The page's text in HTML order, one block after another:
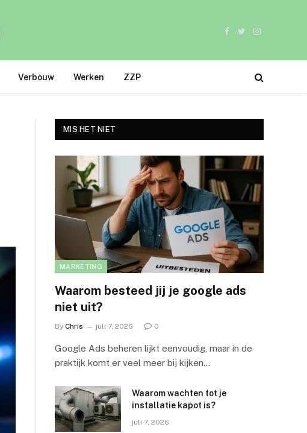
Facebook
TwitterInstagram
Verbouw Werken ZZP
MIS HET NIET
MARKETING
Waarom besteed jij je google ads
niet uit?
By Chris juli 7, 2026 0
Google Ads beheren lijkt eenvoudig, maar in de
praktijk komt er veel meer bij kijken…
Waarom wachten tot je
installatie kapot is?
juli 7, 2026